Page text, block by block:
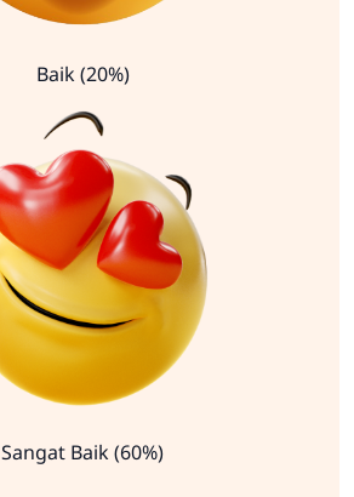
Baik (20%)
Sangat Baik (60%)